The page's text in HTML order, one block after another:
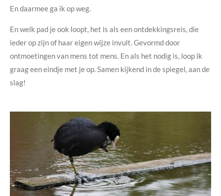
En daarmee ga ik op weg.
En welk pad je ook loopt, het is als een ontdekkingsreis, die
ieder op zijn of haar eigen wijze invult. Gevormd door
ontmoetingen van mens tot mens. En als het nodig is, loop ik
graag een eindje met je op. Samen kijkend in de spiegel, aan de
slag!